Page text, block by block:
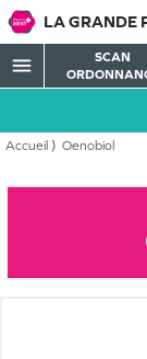
LA GRANDE
menu
SCAN
Accueil Oenobiol